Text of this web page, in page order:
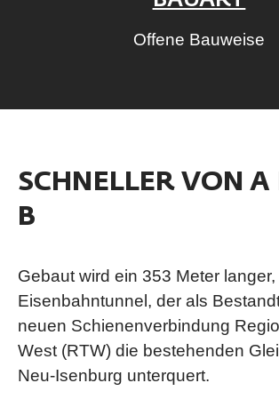
Offene Bauweise
SCHNELLER VON A
B
Gebaut wird ein 353 Meter
Eisenbahntunnel, der als
neuen Schienenverbindung
West (RTW) die bestehenden
Neu-Isenburg unterquert.